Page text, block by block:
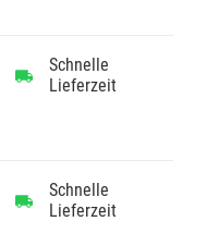
Schnelle
Lieferzeit
Schnelle
Lieferzeit